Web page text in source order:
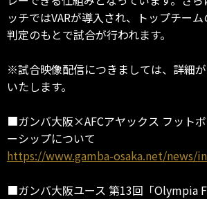
ッチではVARが導入され、トップチー
判定のもとで試合が行われます。
※試合映像配信につきましては、詳細
いたします。
■ガンバ大阪×AFCアヤックス フット
ーシップについて
https://www.gamba-osaka.net/news/
■ガンバ大阪ユース 第13回「Olympia